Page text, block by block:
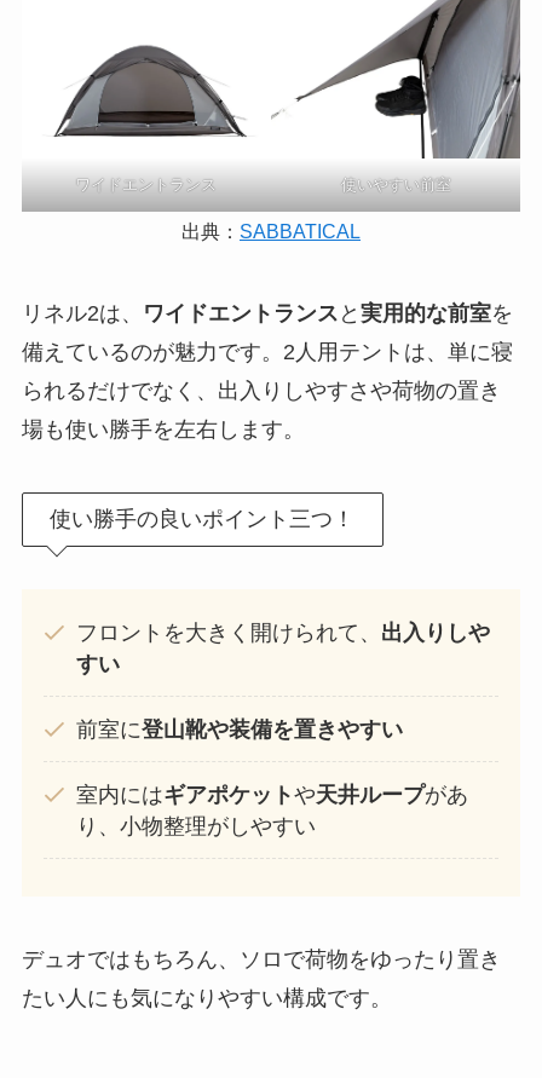
ワイドエントランス 使いやすい前室
出典： SABBATICAL
リネル2は、 ワイドエントランス と 実用的な前室を
備えているのが魅力です。2人用テントは、単に寝
られるだけでなく、出入りしやすさや荷物の置き
場も使い勝手を左右します。
使い勝手の良いポイント三つ！
フロントを大きく開けられて、 出入りしや
すい
前室に登山靴や装備を置きやすい
室内にはギアポケットや天井ループがあ
り、小物整理がしやすい
デュオではもちろん、ソロで荷物をゆったり置き
たい人にも気になりやすい構成です。